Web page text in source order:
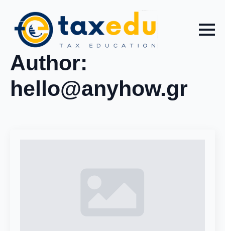
Author:
hello@anyhow.gr